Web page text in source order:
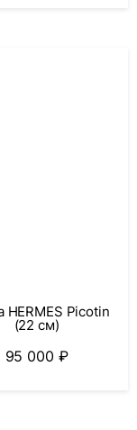
HERMES Picotin
(22 cм)
95 000 ₽